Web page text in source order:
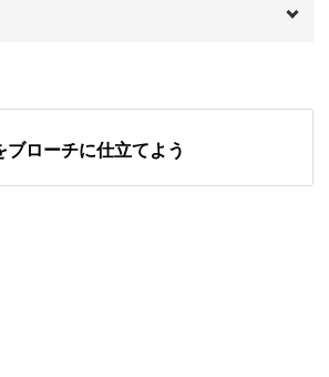
る 13:47
テッチで花を刺繍する
ブローチに仕立てよう